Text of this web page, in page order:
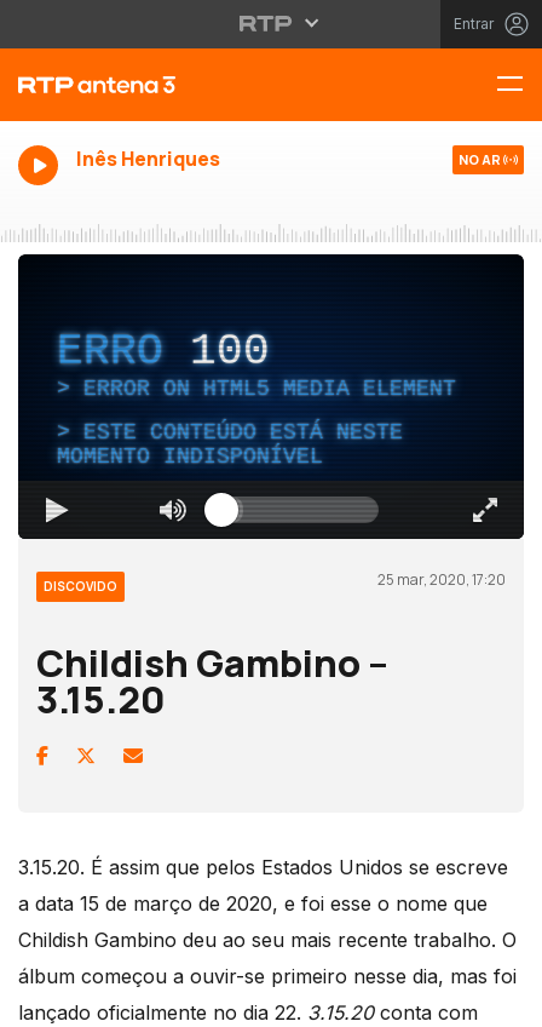
Entrar
Inês Henriques NO AR
ERRO 100
ERROR ON HTML5 MEDIA ELEMENT
ESTE CONTEÚDO ESTÁ NESTE
MOMENTO INDISPONÍVEL
DISCOVIDO 25 mar, 2020, 17:20
Childish Gambino –
3.15.20
3.15.20. É assim que pelos Estados Unidos se escreve
a data 15 de março de 2020, e foi esse o nome que
Childish Gambino deu ao seu mais recente trabalho. O
álbum começou a ouvir-se primeiro nesse dia, mas foi
lançado oficialmente no dia 22. 3.15.20conta com